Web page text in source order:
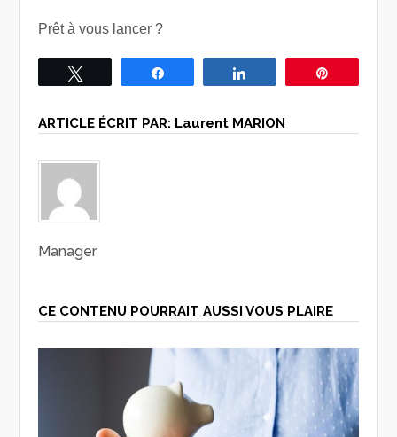
Prêt à vous lancer ?
ARTICLE ÉCRIT PAR: Laurent MARION
Manager
CE CONTENU POURRAIT AUSSI VOUS PLAIRE